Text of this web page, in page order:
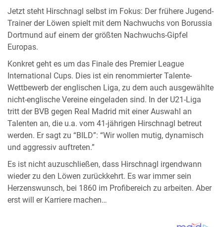
Jetzt steht Hirschnagl selbst im Fokus: Der frühere Jugend-
Trainer der Löwen spielt mit dem Nachwuchs von Borussia
Dortmund auf einem der größten Nachwuchs-Gipfel
Europas.
Konkret geht es um das Finale des Premier League
International Cups. Dies ist ein renommierter Talente-
Wettbewerb der englischen Liga, zu dem auch ausgewählte
nicht-englische Vereine eingeladen sind. In der U21-Liga
tritt der BVB gegen Real Madrid mit einer Auswahl an
Talenten an, die u.a. vom 41-jährigen Hirschnagl betreut
werden. Er sagt zu “BILD”: “Wir wollen mutig, dynamisch
und aggressiv auftreten.”
Es ist nicht auzuschließen, dass Hirschnagl irgendwann
wieder zu den Löwen zurückkehrt. Es war immer sein
Herzenswunsch, bei 1860 im Profibereich zu arbeiten. Aber
erst will er Karriere machen…